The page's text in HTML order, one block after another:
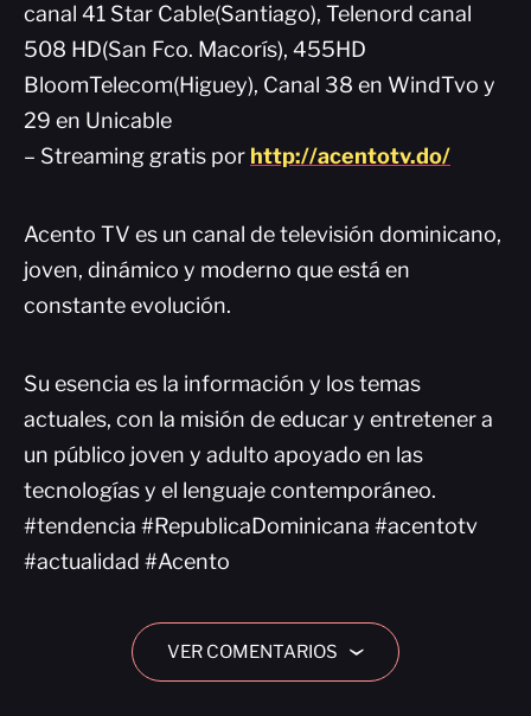
canal 41 Star Cable(Santiago), Telenord canal
508 HD(San Fco. Macorís), 455HD
BloomTelecom(Higuey), Canal 38 en WindTvo y
29 en Unicable
– Streaming gratis por http://acentotv.do/
Acento TV es un canal de televisión dominicano,
joven, dinámico y moderno que está en
constante evolución.
Su esencia es la información y los temas
actuales, con la misión de educar y entretener a
un público joven y adulto apoyado en las
tecnologías y el lenguaje contemporáneo.
#tendencia #RepublicaDominicana #acentotv
#actualidad #Acento
VER COMENTARIOS ›